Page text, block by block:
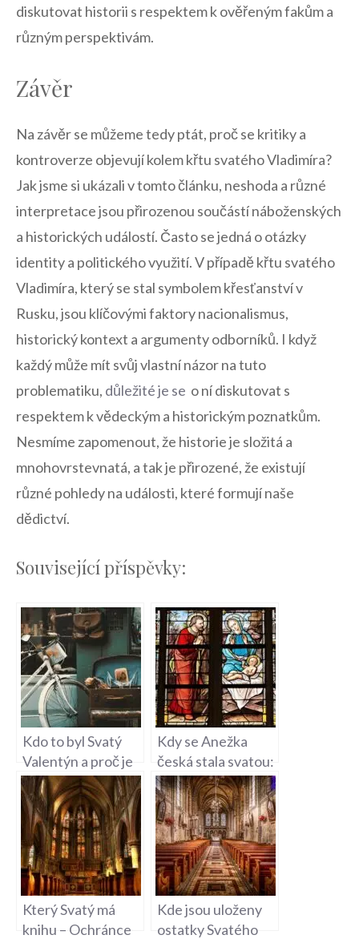
diskutovat historii s ⁢respektem k ověřeným fakům a
různým perspektivám.
Závěr
Na⁤ závěr se můžeme tedy ptát, proč se kritiky a
kontroverze objevují kolem křtu svatého Vladimíra?
Jak jsme si ukázali v tomto článku, neshoda a různé
⁣interpretace jsou přirozenou součástí náboženských
a historických⁢ událostí. Často ⁣se jedná o otázky
identity a politického⁣ využití. V případě křtu svatého
Vladimíra, který se stal symbolem křesťanství v
Rusku, jsou klíčovými faktory nacionalismus,
historický kontext a argumenty odborníků. I když
každý může mít⁤ svůj vlastní názor na ⁤tuto
problematiku, důležité je se ⁣ o ní diskutovat s
respektem k vědeckým a historickým poznatkům.
Nesmíme zapomenout, že historie je složitá a
mnohovrstevnatá, a tak ⁢je ​přirozené, že existují
⁢různé pohledy na události, které formují naše
dědictví.
Související příspěvky:
Kdo to byl Svatý
Valentýn a proč je
patronem
zamilovaných?
Kdy se Anežka
česká stala svatou:
Příběh a význam
Který Svatý má
knihu – Ochránce
Kde jsou uloženy
ostatky Svatého